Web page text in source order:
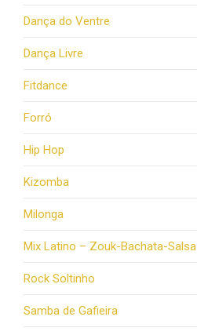
Dança do Ventre
Dança Livre
Fitdance
Forró
Hip Hop
Kizomba
Milonga
Mix Latino – Zouk-Bachata-Salsa
Rock Soltinho
Samba de Gafieira